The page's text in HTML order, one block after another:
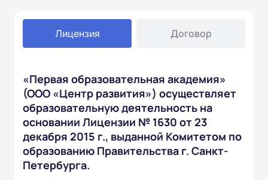
Лицензия Договор
«Первая образовательная академия»
(ООО «Центр развития») осуществляет
образовательную деятельность на
основании Лицензии № 1630 от 23
декабря 2015 г., выданной Комитетом по
образованию Правительства г. Санкт-
Петербурга.